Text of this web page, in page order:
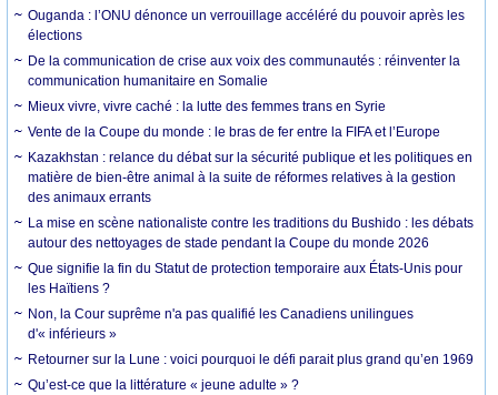
Ouganda : l’ONU dénonce un verrouillage accéléré du pouvoir après les
élections
De la communication de crise aux voix des communautés : réinventer la
communication humanitaire en Somalie
Mieux vivre, vivre caché : la lutte des femmes trans en Syrie
Vente de la Coupe du monde : le bras de fer entre la FIFA et l’Europe
Kazakhstan : relance du débat sur la sécurité publique et les politiques en
matière de bien-être animal à la suite de réformes relatives à la gestion
des animaux errants
La mise en scène nationaliste contre les traditions du Bushido : les débats
autour des nettoyages de stade pendant la Coupe du monde 2026
Que signifie la fin du Statut de protection temporaire aux États-Unis pour
les Haïtiens ?
Non, la Cour suprême n'a pas qualifié les Canadiens unilingues
d'« inférieurs »
Retourner sur la Lune : voici pourquoi le défi parait plus grand qu’en 1969
Qu’est-ce que la littérature « jeune adulte » ?